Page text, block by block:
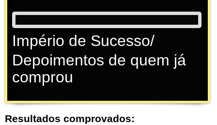
Império de Sucesso/
Depoimentos de quem já
comprou
Resultados comprovados: